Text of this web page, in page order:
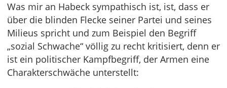
Was mir an Habeck sympathisch ist, ist, dass er
über die blinden Flecke seiner Partei und seines
Milieus spricht und zum Beispiel den Begriff
„sozial Schwache“ völlig zu recht kritisiert, denn er
ist ein politischer Kampfbegriff, der Armen eine
Charakterschwäche unterstellt: